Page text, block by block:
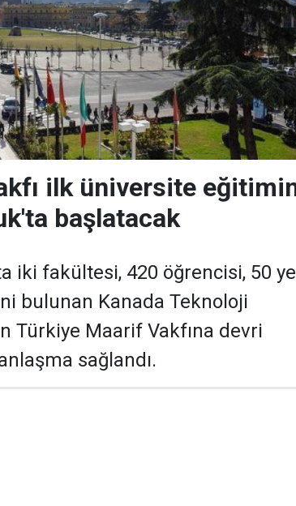
ilk üniversite
başlatacak
iki fakültesi, 420 öğrencisi, 50 ye
bulunan Kanada Teknoloji
Türkiye Maarif Vakfına devri
sağlandı.